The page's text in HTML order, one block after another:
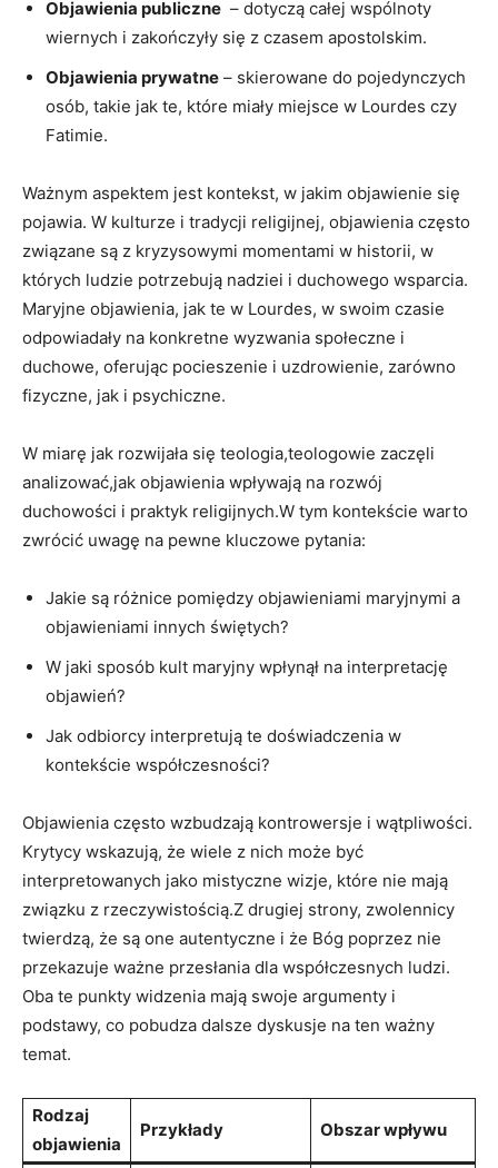
Objawienia publiczne ‍ – dotyczą całej wspólnoty
wiernych i zakończyły się⁤ z czasem apostolskim.
Objawienia prywatne – skierowane do pojedynczych ​
osób, ⁤takie jak te, ⁣które miały miejsce w Lourdes⁣ czy
Fatimie.
Ważnym aspektem jest kontekst, w jakim objawienie⁤ się
pojawia. W⁤ kulturze i tradycji religijnej, objawienia ⁤często
związane są z kryzysowymi momentami​ w historii, w‌
których‌ ludzie potrzebują nadziei i duchowego wsparcia.
Maryjne ⁤objawienia, jak ⁣te w Lourdes, w swoim czasie
odpowiadały na ⁣konkretne wyzwania społeczne ⁢i
duchowe, oferując pocieszenie i uzdrowienie, zarówno
fizyczne, jak i psychiczne.
W⁤ miarę jak rozwijała się teologia,teologowie zaczęli
analizować,jak ​objawienia wpływają na ​rozwój
duchowości‍ i⁣ praktyk‌ religijnych.W tym⁤ kontekście ⁤warto
zwrócić uwagę na ⁢pewne‍ kluczowe pytania:
Jakie są ‍różnice‌ pomiędzy objawieniami maryjnymi a
objawieniami innych świętych?
W jaki sposób kult maryjny ⁤wpłynął⁣ na interpretację⁣
objawień?
Jak odbiorcy interpretują te doświadczenia w ​
kontekście współczesności?
Objawienia ‍często wzbudzają kontrowersje i wątpliwości.
Krytycy wskazują, że wiele z nich może‌ być
interpretowanych ​jako mistyczne wizje, które nie⁣ mają
związku z rzeczywistością.Z ​drugiej strony, zwolennicy
twierdzą, że są one autentyczne‍ i że Bóg poprzez nie
⁤przekazuje ważne ‍przesłania dla ⁢współczesnych ludzi.⁤
Oba te ‌punkty⁢ widzenia mają swoje ‌argumenty i
⁤podstawy, co pobudza dalsze dyskusje na ten ważny
temat.
Rodzaj⁢
objawienia
Przykłady Obszar wpływu